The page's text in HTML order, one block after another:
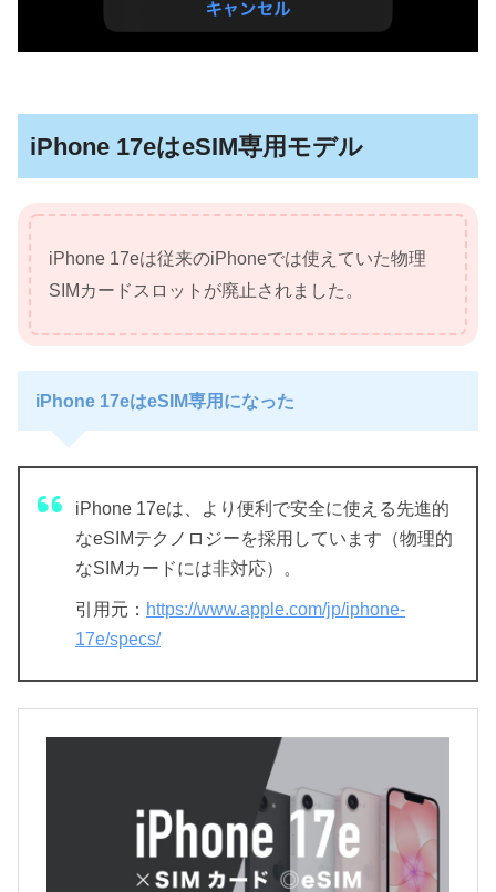
iPhone 17eはeSIM専用モデル
iPhone 17eは従来のiPhoneでは使えていた物理
SIMカードスロットが廃止されました。
iPhone 17eはeSIM専用になった
iPhone 17eは、より便利で安全に使える先進的
なeSIMテクノロジーを採用しています（物理的
なSIMカードには非対応）。
引用元： https://www.apple.com/jp/iphone-
17e/specs/